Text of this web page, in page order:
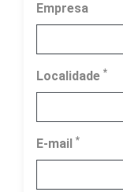
Empresa
Localidade *
E-mail *